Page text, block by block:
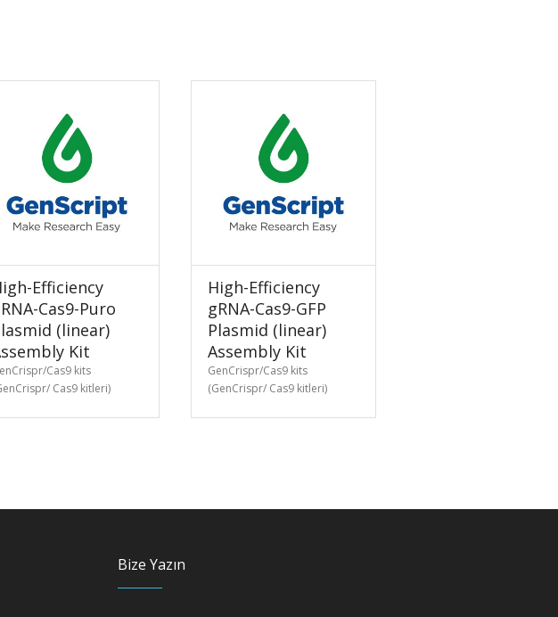
Efficiency
Cas9-Puro
(linear)
Kit
Cas9 kits
Cas9 kitleri)
High-Efficiency
gRNA-Cas9-GFP
Plasmid (linear)
Assembly Kit
GenCrispr/Cas9 kits
(GenCrispr/ Cas9 kitleri)
Bize Yazın